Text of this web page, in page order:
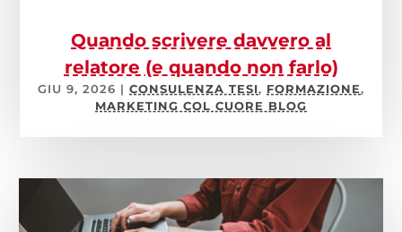
Quando scrivere davvero al
relatore (e quando non farlo)
GIU 9, 2026 | CONSULENZA TESI, FORMAZIONE,
MARKETING COL CUORE BLOG